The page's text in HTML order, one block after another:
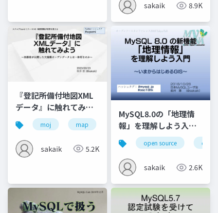
sakaik 8.9K
『登記所備付地図XML
データ』に触れてみよ
う〜法務省が公開した
大規模オープンデータ
とは一体何なのか〜
moj map xml gis opensquare
sakaik 5.2K
MySQL8.0の「地理情
報」を理解しよう入門
～いまからはじめるGIS
open source
sakaik 2.6K